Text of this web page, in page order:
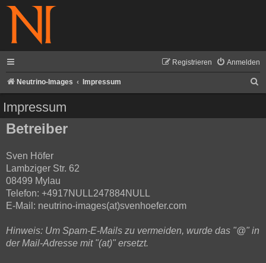
Anmelden
Registrieren
Neutrino-Images Impressum
Impressum
Betreiber
Sven Höfer
Lambziger Str. 62
08499 Mylau
Telefon: +4917NULL247884NULL
E-Mail: neutrino-images(at)svenhoefer.com
Hinweis: Um Spam-E-Mails zu vermeiden, wurde das "@" in
der Mail-Adresse mit "(at)" ersetzt.